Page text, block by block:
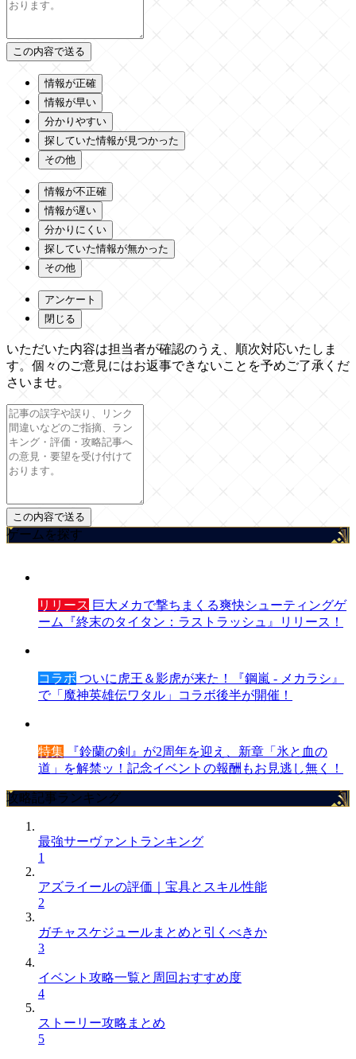
情報が正確
情報が早い
分かりやすい
探していた情報が見つかった
その他
情報が不正確
情報が遅い
分かりにくい
探していた情報が無かった
その他
アンケート
閉じる
いただいた内容は担当者が確認のうえ、順次対応いたしま
す。個々のご意見にはお返事できないことを予めご了承くだ
さいませ。
ゲームを探す
リリース 巨大メカで撃ちまくる爽快シューティングゲ
ーム『終末のタイタン：ラストラッシュ』リリース！
コラボ ついに虎王＆影虎が来た！『鋼嵐 - メカラシ』
で「魔神英雄伝ワタル」コラボ後半が開催！
特集 『鈴蘭の剣』が2周年を迎え、新章「氷と血の
道」を解禁ッ！記念イベントの報酬もお見逃し無く！
攻略記事ランキング
最強サーヴァントランキング
1
アズライールの評価｜宝具とスキル性能
2
ガチャスケジュールまとめと引くべきか
3
イベント攻略一覧と周回おすすめ度
4
ストーリー攻略まとめ
5